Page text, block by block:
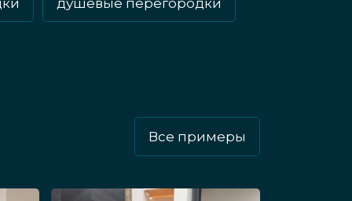
душевых кабин, кухни.
Все примеры